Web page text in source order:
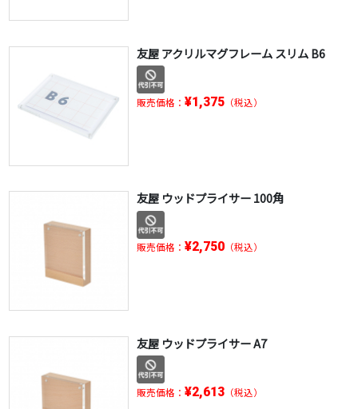
友屋 アクリルマグフレーム スリム B6
販売価格： ¥1,375（税込）
友屋 ウッドプライサー 100角
販売価格： ¥2,750（税込）
友屋 ウッドプライサー A7
販売価格： ¥2,613（税込）